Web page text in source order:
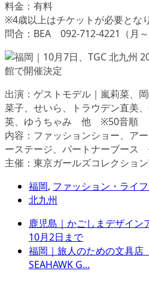
料金：有料
※4歳以上はチケットが必要とな
問合：BEA 092-712-4221（月～
出演：ゲストモデル｜嵐莉菜、
菜子、せいら、トラウデン直美
英、ゆうちゃみ 他 ※50音順
内容：ファッションショー、ア
ーステージ、パートナーブース
主催：東京ガールズコレクショ
福岡, ファッション・ライ
北九州
鹿児島｜かごしまデザイン
10月2日まで
福岡｜旅人のための文具店
SEAHAWK G...